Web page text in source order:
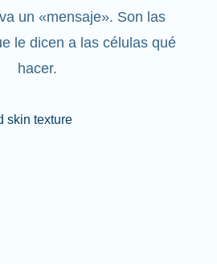
un «mensaje». Son las
le dicen a las células qué
hacer.